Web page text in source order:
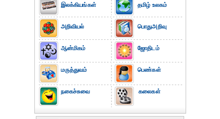
இலக்கியங்கள்
அறிவியல்
ஆன்மிகம்
மருத்துவம்
நகைச்சுவை
தமிழ் உலகம்
பொதுஅறிவு
ஜோதிடம்
பெண்கள்
கலைகள்